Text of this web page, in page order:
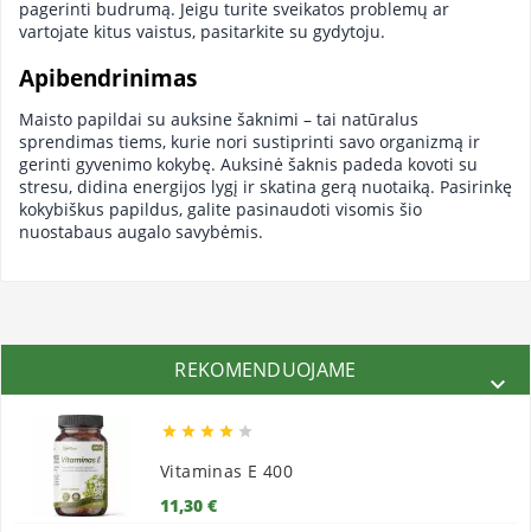
pagerinti budrumą. Jeigu turite sveikatos problemų ar
vartojate kitus vaistus, pasitarkite su gydytoju.
Apibendrinimas
Maisto papildai su auksine šaknimi – tai natūralus
sprendimas tiems, kurie nori sustiprinti savo organizmą ir
gerinti gyvenimo kokybę. Auksinė šaknis padeda kovoti su
stresu, didina energijos lygį ir skatina gerą nuotaiką. Pasirinkę
kokybiškus papildus, galite pasinaudoti visomis šio
nuostabaus augalo savybėmis.
REKOMENDUOJAME

    
Vitaminas E 400
11,30 €Kaina